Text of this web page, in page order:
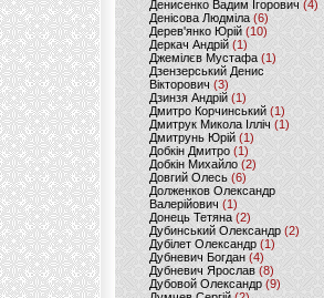
Денисенко Вадим Ігорович (4)
Денісова Людміла(6)
Дерев'янко Юрій(10)
Деркач Андрій(1)
Джемілєв Мустафа (1)
Дзензерський Денис
Вікторович (3)
Дзинзя Андрій (1)
Дмитро Корчинський (1)
Дмитрук Микола Ілліч (1)
Дмитрунь Юрій (1)
Добкін Дмитро(1)
Добкін Михайло (2)
Довгий Олесь (6)
Долженков Олександр
Валерійович (1)
Донець Тетяна (2)
Дубинський Олександр(2)
Дубілет Олександр (1)
Дубневич Богдан (4)
Дубневич Ярослав (8)
Дубовой Олександр(9)